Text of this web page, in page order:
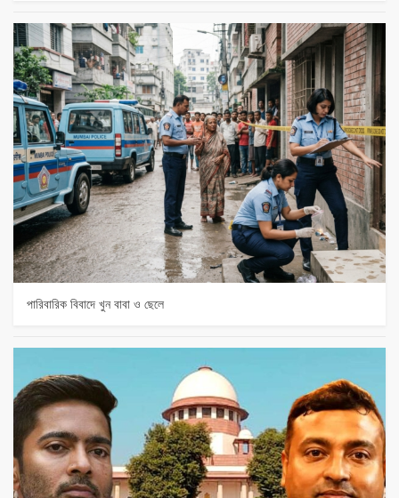
পারিবারিক বিবাদে খুন বাবা ও ছেলে